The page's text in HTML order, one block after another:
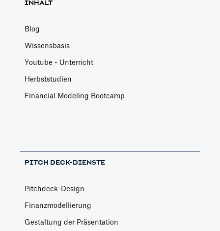
INHALT
Blog
Wissensbasis
Youtube - Unterricht
Herbststudien
Financial Modeling Bootcamp
PITCH DECK-DIENSTE
Pitchdeck-Design
Finanzmodellierung
Gestaltung der Präsentation